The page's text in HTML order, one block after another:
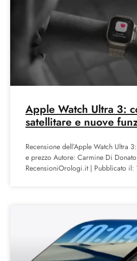
Apple Watch Ultra 3:
satellitare e nuove
Recensione dell’Apple Watch Ultra
e prezzo Autore: Carmine Di
RecensioniOrologi.it | Pubblicato il: